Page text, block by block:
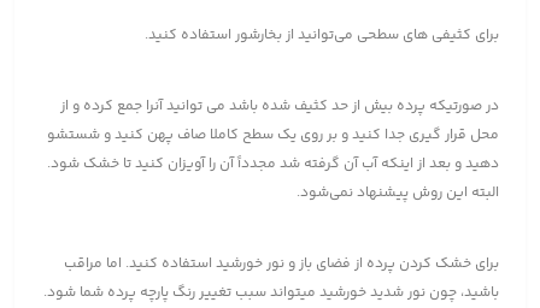
برای کثیفی های سطحی می‌توانید از بخارشور استفاده کنید.
در صورتیکه پرده بیش از حد کثیف شده باشد می توانید آنرا جمع کرده و از
محل قرار گیری جدا کنید و بر روی یک سطح کاملا صاف پهن کنید و شستشو
دهید و بعد از اینکه آب آن گرفته شد مجدداً آن را آویزان کنید تا خشک شود.
البته این روش پیشنهاد نمی‌شود.
برای خشک کردن پرده از فضای باز و نور خورشید استفاده کنید. اما مراقب
باشید، چون نور شدید خورشید میتواند سبب تغییر رنگ پارچه پرده شما شود.